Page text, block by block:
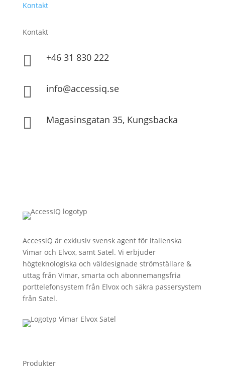
Kontakt
Kontakt
 +46 31 830 222
 info@accessiq.se
 Magasinsgatan 35, Kungsbacka
AccessiQ är exklusiv svensk agent för italienska
Vimar och Elvox, samt Satel. Vi erbjuder
högteknologiska och väldesignade strömställare &
uttag från Vimar, smarta och abonnemangsfria
porttelefonsystem från Elvox och säkra passersystem
från Satel.
Produkter